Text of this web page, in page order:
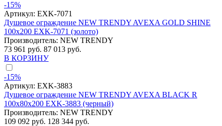
-15%
Артикул: EXK-7071
Душевое ограждение NEW TRENDY AVEXA GOLD SHINE
100x200 EXK-7071 (золото)
Производитель: NEW TRENDY
73 961 руб. 87 013 руб.
В КОРЗИНУ
-15%
Артикул: EXK-3883
Душевое ограждение NEW TRENDY AVEXA BLACK R
100x80x200 EXK-3883 (черный)
Производитель: NEW TRENDY
109 092 руб. 128 344 руб.